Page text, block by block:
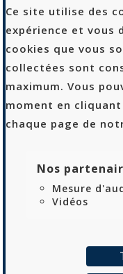
Logtex
53 rue Sibert
42400 Saint-
04 69 68 90 10
Politique de
Mentions Légales
Plan de site
Ce site utilise des
expérience et vous
cookies que vous
collectées sont
maximum. Vous
moment en
chaque page de
Nos
Mesure
Vidéos